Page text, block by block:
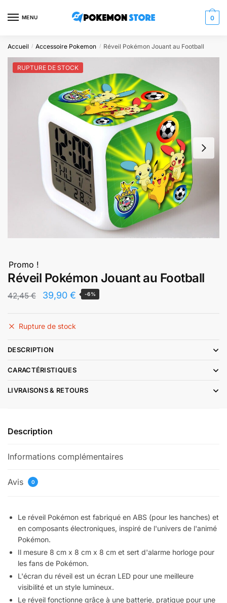
MENU 0
Accueil / Accessoire Pokemon / Réveil Pokémon Jouant au Football
RUPTURE DE STOCK
Promo !
Réveil Pokémon Jouant au Football
42,45€
Le
initial
42,45 €.
39,90 € Le-6%
Rupture de stock
DESCRIPTION
CARACTÉRISTIQUES
LIVRAISONS & RETOURS
Description
Informations complémentaires
Avis 0
Le réveil Pokémon est fabriqué en ABS (pour les hanches) et
en composants électroniques, inspiré de l'univers de l'animé
Pokémon.
Il mesure 8 cm x 8 cm x 8 cm et sert d'alarme horloge pour
les fans de Pokémon.
L'écran du réveil est un écran LED pour une meilleure
visibilité et un style lumineux.
Le réveil fonctionne grâce à une batterie, pratique pour une